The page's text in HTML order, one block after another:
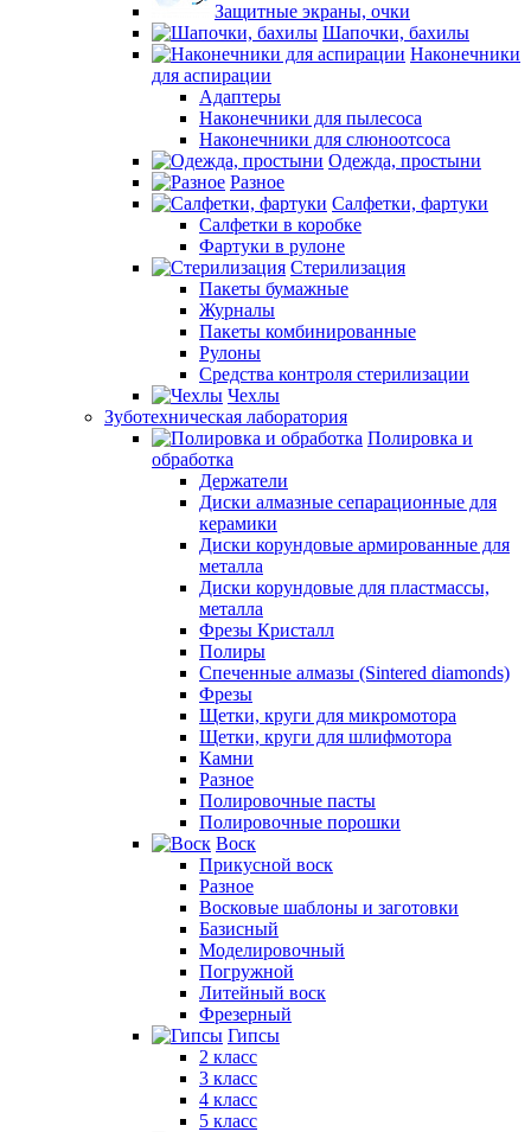
Защитные экраны, очки
Шапочки, бахилы
Наконечники
для аспирации
Адаптеры
Наконечники для пылесоса
Наконечники для слюноотсоса
Одежда, простыни
Разное
Салфетки, фартуки
Салфетки в коробке
Фартуки в рулоне
Стерилизация
Пакеты бумажные
Журналы
Пакеты комбинированные
Рулоны
Средства контроля стерилизации
Чехлы
Зуботехническая лаборатория
Полировка и
обработка
Держатели
Диски алмазные сепарационные для
керамики
Диски корундовые армированные для
металла
Диски корундовые для пластмассы,
металла
Фрезы Кристалл
Полиры
Спеченные алмазы (Sintered diamonds)
Фрезы
Щетки, круги для микромотора
Щетки, круги для шлифмотора
Камни
Разное
Полировочные пасты
Полировочные порошки
Воск
Прикусной воск
Разное
Восковые шаблоны и заготовки
Базисный
Моделировочный
Погружной
Литейный воск
Фрезерный
Гипсы
2 класс
3 класс
4 класс
5 класс